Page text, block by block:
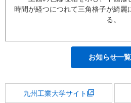
時間が経つにつれて三角格子が綺麗
る。
お知らせ一
九州工業大学サイト